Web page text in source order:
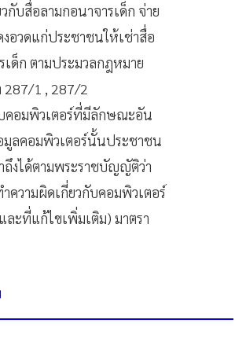
กับสื่อลามกอนาจารเด็ก จ่าย
อวดแก่ประชาชนให้เช่าสื่อ
เด็ก ตามประมวลกฎหมาย
287/1 , 287/2
คอมพิวเตอร์ที่มีลักษณะอัน
มูลคอมพิวเตอร์นั้นประชาชน
ถึงได้ตามพระราชบัญญัติว่า
ความผิดเกี่ยวกับคอมพิวเตอร์
ะที่แก้ไขเพิ่มเติม) มาตรา